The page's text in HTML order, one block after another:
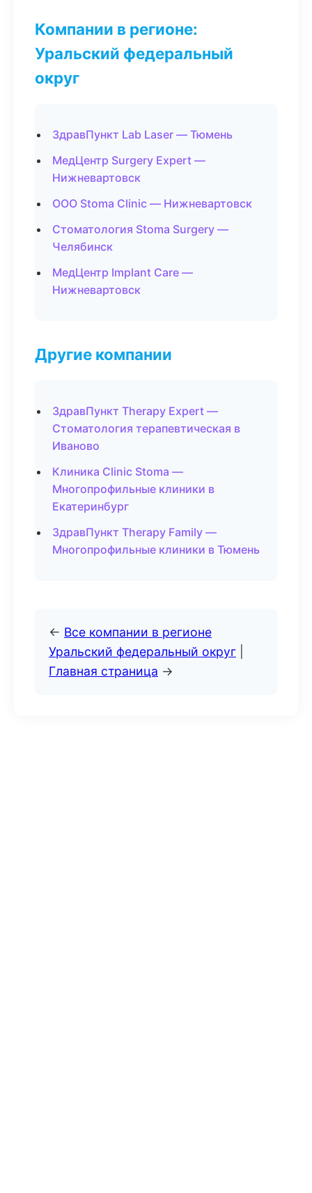
Компании в регионе:
Уральский федеральный
округ
ЗдравПункт Lab Laser — Тюмень
МедЦентр Surgery Expert —
Нижневартовск
ООО Stoma Clinic — Нижневартовск
Стоматология Stoma Surgery —
Челябинск
МедЦентр Implant Care —
Нижневартовск
Другие компании
ЗдравПункт Therapy Expert —
Стоматология терапевтическая в
Иваново
Клиника Clinic Stoma —
Многопрофильные клиники в
Екатеринбург
ЗдравПункт Therapy Family —
Многопрофильные клиники в Тюмень
← Все компании в регионе
Уральский федеральный округ
Главная страница →